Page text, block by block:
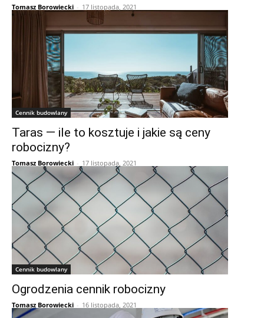
Tomasz Borowiecki - 17 listopada, 2021
Cennik budowlany
Taras — ile to kosztuje i jakie są ceny
robocizny?
Tomasz Borowiecki - 17 listopada, 2021
Cennik budowlany
Ogrodzenia cennik robocizny
Tomasz Borowiecki - 16 listopada, 2021